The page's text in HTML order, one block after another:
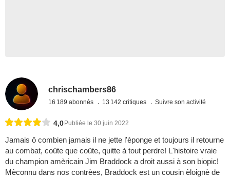
chrischambers86
16 189 abonnés 13 142 critiques Suivre son activité
4,0 Publiée le 30 juin 2022
Jamais ô combien jamais il ne jette l'èponge et toujours il retourne
au combat, coûte que coûte, quitte à tout perdre! L'histoire vraie
du champion amèricain Jim Braddock a droit aussi à son biopic!
Mèconnu dans nos contrèes, Braddock est un cousin èloignè de